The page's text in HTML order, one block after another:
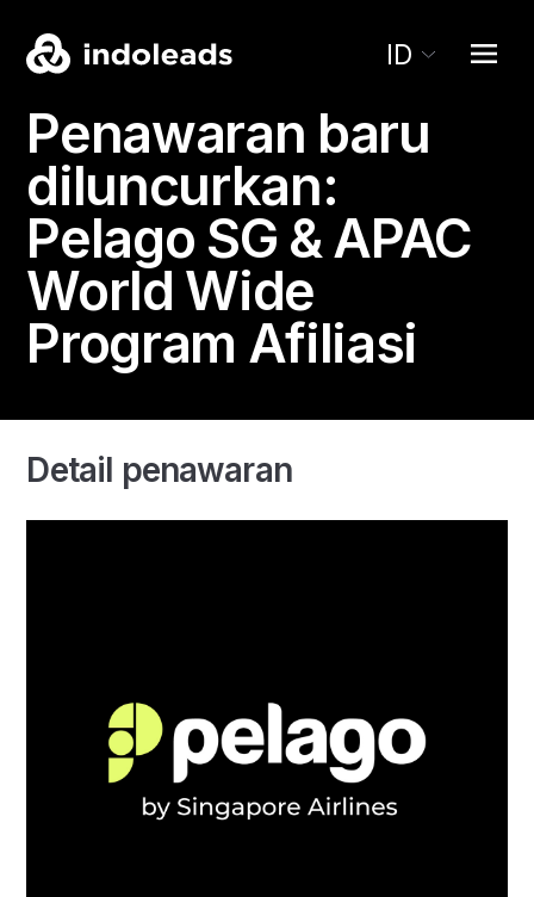
ID
Penawaran baru
diluncurkan:
Pelago SG & APAC
World Wide
Program Afiliasi
Detail penawaran